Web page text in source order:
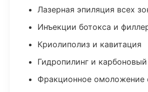
Лазерная эпиляция всех
Инъекции ботокса и
Криолиполиз и кавитация
Гидропилинг и
Фракционное омоложение